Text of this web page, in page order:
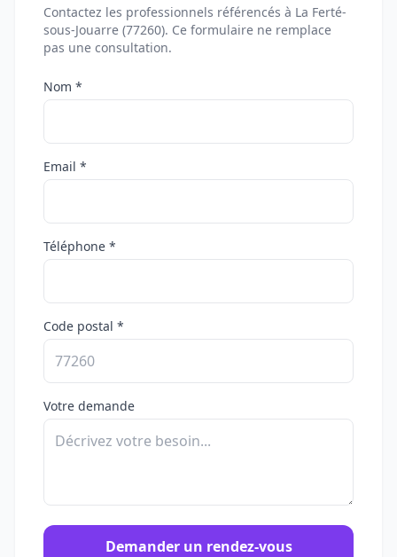
Contactez les professionnels référencés à La Ferté-
sous-Jouarre (77260). Ce formulaire ne remplace
pas une consultation.
Nom *
Email *
Téléphone *
Code postal *
Votre demande
Demander un rendez-vous